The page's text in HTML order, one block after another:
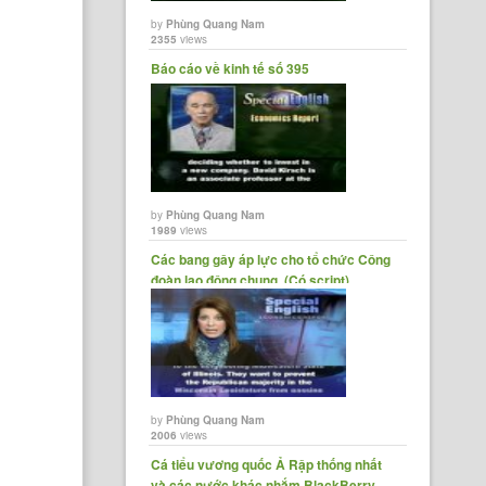
byPhùng Quang Nam
2355 views
Báo cáo về kinh tế số 395
byPhùng Quang Nam
1989 views
Các bang gây áp lực cho tổ chức Công
đoàn lao động chung. (Có script)
byPhùng Quang Nam
2006 views
Cá tiểu vương quốc Ả Rập thống nhất